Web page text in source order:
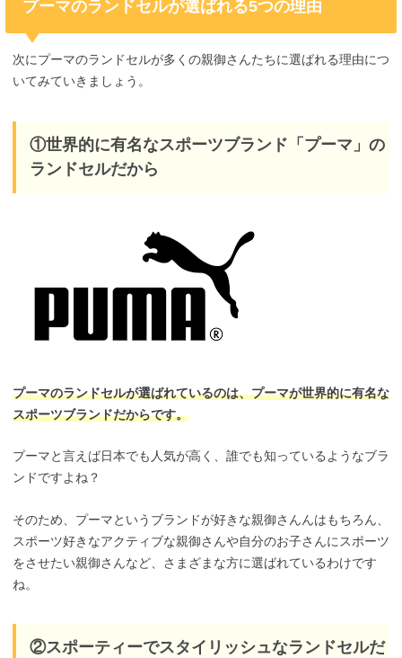
プーマのランドセルが選ばれる5つの理由
次にプーマのランドセルが多くの親御さんたちに選ばれる理由につ
いてみていきましょう。
①世界的に有名なスポーツブランド「プーマ」の
ランドセルだから
プーマのランドセルが選ばれているのは、プーマが世界的に有名な
スポーツブランドだからです。
プーマと言えば日本でも人気が高く、誰でも知っているようなブラ
ンドですよね？
そのため、プーマというブランドが好きな親御さんんはもちろん、
スポーツ好きなアクティブな親御さんや自分のお子さんにスポーツ
をさせたい親御さんなど、さまざまな方に選ばれているわけです
ね。
②スポーティーでスタイリッシュなランドセルだ